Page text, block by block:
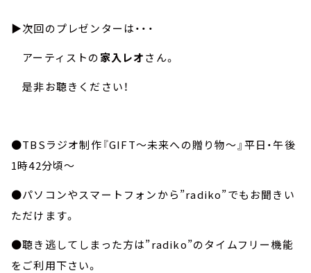
▶︎次回のプレゼンターは・・・
アーティストの家入レオさん。
是非お聴きください！
●TBSラジオ制作『GIFT～未来への贈り物～』平日・午後
1時42分頃～
●パソコンやスマートフォンから”radiko”でもお聞きい
ただけます。
●聴き逃してしまった方は”radiko”のタイムフリー機能
をご利用下さい。